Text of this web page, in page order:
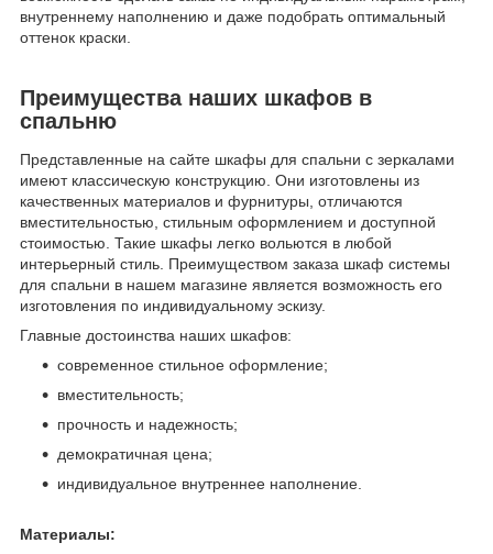
внутреннему наполнению и даже подобрать оптимальный
оттенок краски.
Преимущества наших шкафов в
спальню
Представленные на сайте шкафы для спальни с зеркалами
имеют классическую конструкцию. Они изготовлены из
качественных материалов и фурнитуры, отличаются
вместительностью, стильным оформлением и доступной
стоимостью. Такие шкафы легко вольются в любой
интерьерный стиль. Преимуществом заказа шкаф системы
для спальни в нашем магазине является возможность его
изготовления по индивидуальному эскизу.
Главные достоинства наших шкафов:
современное стильное оформление;
вместительность;
прочность и надежность;
демократичная цена;
индивидуальное внутреннее наполнение.
Материалы: